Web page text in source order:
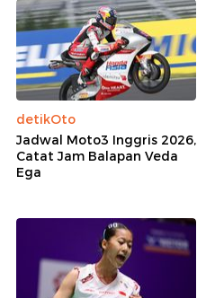
detikOto
Jadwal Moto3 Inggris 2026,
Catat Jam Balapan Veda
Ega